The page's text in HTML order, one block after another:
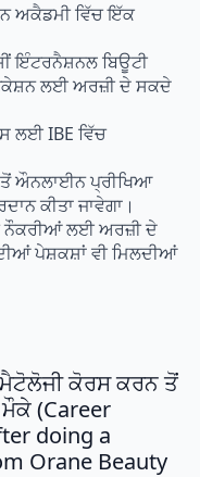
ਅਕੈਡਮੀ ਵਿੱਚ ਇੱਕ
ਇੰਟਰਨੈਸ਼ਨਲ ਬਿਊਟੀ
ਲਈ ਅਰਜ਼ੀ ਦੇ ਸਕਦੇ
ਲਈ IBE ਵਿੱਚ
ਤੋਂ ਔਨਲਾਈਨ ਪ੍ਰੀਖਿਆ
ਕੀਤਾ ਜਾਵੇਗਾ।
ਨੌਕਰੀਆਂ ਲਈ ਅਰਜ਼ੀ ਦੇ
ਪੇਸ਼ਕਸ਼ਾਂ ਵੀ ਮਿਲਦੀਆਂ
ਕੋਰਸ ਕਰਨ ਤੋਂ
(Career
doing a
Orane Beauty